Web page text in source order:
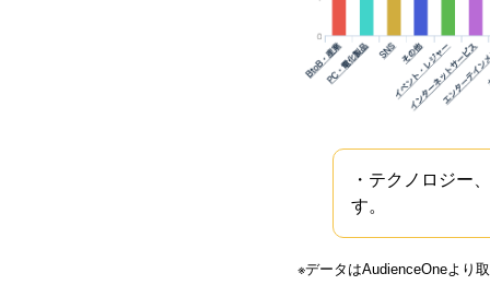
・テクノロジー
す。
※データはAudienceOneより